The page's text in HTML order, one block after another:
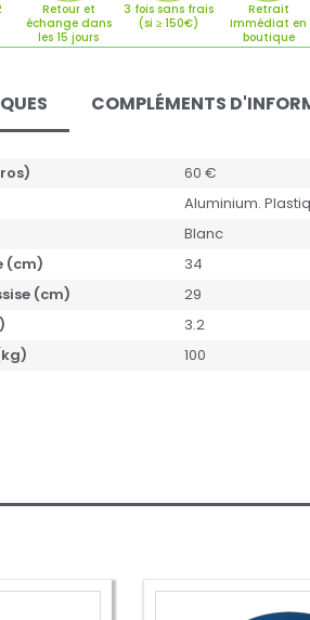
Retour et
échange dans
les 15 jours
3 fois sans frais
(si ≥ 150€)
Retrait
Immédiat en
boutique
COMPLÉMENTS
60 €
Aluminium.
Blanc
(cm)
34
(cm)
29
3.2
100